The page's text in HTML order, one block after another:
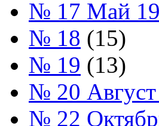
№ 17 Май
№ 18 (15)
№ 19 (13)
№ 20 Август
№ 22